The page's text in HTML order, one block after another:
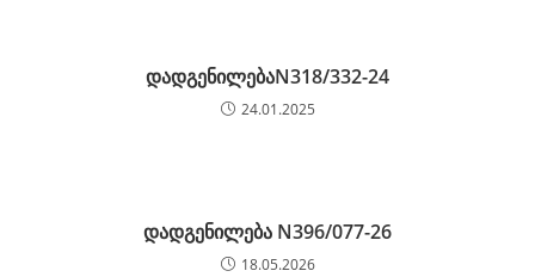
დადგენილებაN318/332-24
24.01.2025
დადგენილება N396/077-26
18.05.2026